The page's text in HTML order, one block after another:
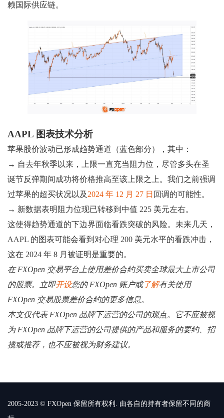
赖国际供应链。
AAPL 图表技术分析
苹果股价波动已形成趋势通道（蓝色部分），其中：
→ 自去年秋季以来，上限一直充当阻力位，尽管多头在圣
诞节反弹期间成功将价格推高至该上限之上。我们之前强调
过苹果的超买状况以及 2024 年 12 月 27 日 回调的可能性。
→ 新数据表明阻力位现已转移到中值 225 美元左右。
这使得趋势通道的下边界面临看跌突破的风险。未来几天，
AAPL 的图表可能会看到对心理 200 美元水平的看跌冲击，
这在 2024 年 8 月被证明是重要的。
在 FXOpen 交易平台上使用差价合约买卖全球最大上市公司
的股票。立即开设您的 FXOpen 账户或了解有关使用
FXOpen 交易股票差价合约的更多信息。
本文仅代表 FXOpen 品牌下运营的公司的观点。它不应被视
为 FXOpen 品牌下运营的公司提供的产品和服务的要约、招
揽或推荐，也不应被视为财务建议。
2005-2023 © FXOpen 保留所有权利. 由各自的持有者保留不同的商